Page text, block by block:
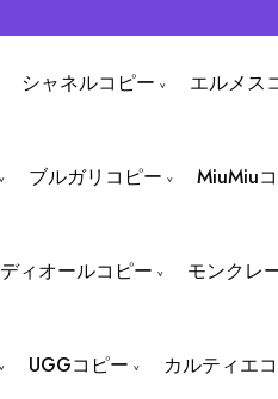
シャネルコピー エルメス
ブルガリコピー MiuMiu
ディオールコピー モンクレ
UGGコピー カルティエ